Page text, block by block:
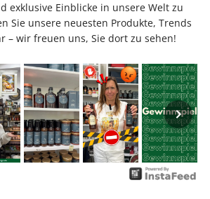
exklusive Einblicke in unsere Welt zu
Sie unsere neuesten Produkte, Trends
– wir freuen uns, Sie dort zu sehen!